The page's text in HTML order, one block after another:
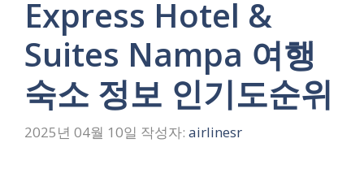
Express Hotel &
Suites Nampa 여행
숙소 정보 인기도순위
2025년 04월 10일 작성자: airlinesr